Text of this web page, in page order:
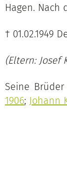
Hagen. Nach
† 01.02.1949
(Eltern: Josef
Seine
1906; Johann